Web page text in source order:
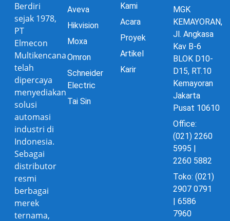
Berdiri
sejak 1978,
PT
Elmecon
Multikencana
telah
dipercaya
menyediakan
solusi
automasi
industri di
Indonesia.
Sebagai
distributor
resmi
berbagai
merek
ternama,
Aveva
Hikvision
Moxa
Omron
Schneider
Electric
Tai Sin
Kami
Acara
Proyek
Artikel
Karir
MGK
KEMAYORAN,
Jl. Angkasa
Kav B-6
BLOK D10-
D15, RT.10
Kemayoran
Jakarta
Pusat 10610
Office:
(021) 2260
5995 |
2260 5882
Toko: (021)
2907 0791
| 6586
7960